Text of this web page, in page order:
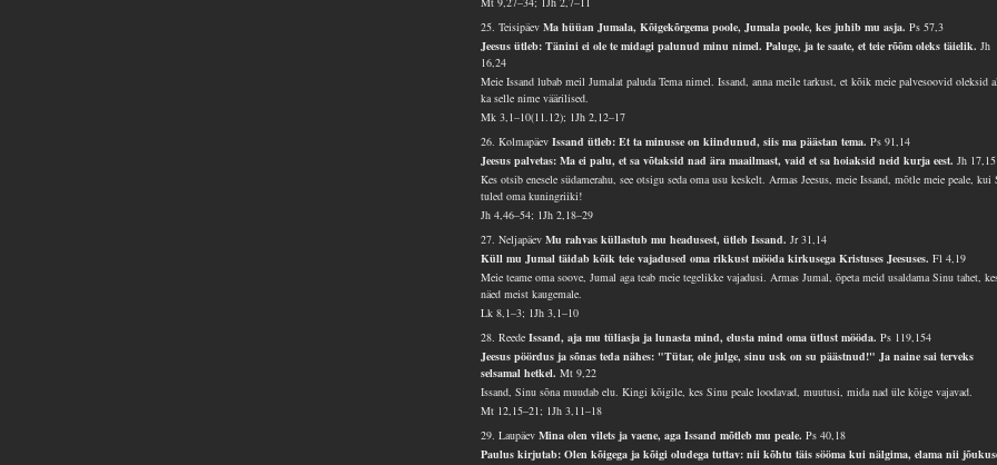
25. TeisipäevMa hüüan Jumala, Kõigekõrgema poole, Jumala poole, kes juhib mu asja.Ps 57,3
Jeesus ütleb: Tänini ei ole te midagi palunud minu nimel. Paluge, ja te saate, et teie rõõm oleks täielik.Jh
16,24
Meie Issand lubab meil Jumalat paluda Tema nimel. Issand, anna meile tarkust, et kõik meie palvesoovid oleksid
ka selle nime väärilised.
Mk 3,1–10(11.12); 1Jh 2,12–17
26. KolmapäevIssand ütleb: Et ta minusse on kiindunud, siis ma päästan tema.Ps 91,14
Jeesus palvetas: Ma ei palu, et sa võtaksid nad ära maailmast, vaid et sa hoiaksid neid kurja eest.Jh 17,15
Kes otsib enesele südamerahu, see otsigu seda oma usu keskelt. Armas Jeesus, meie Issand, mõtle meie peale, kui
tuled oma kuningriiki!
Jh 4,46–54; 1Jh 2,18–29
27. NeljapäevMu rahvas küllastub mu headusest, ütleb Issand.Jr 31,14
Küll mu Jumal täidab kõik teie vajadused oma rikkust mööda kirkusega Kristuses Jeesuses.Fl 4,19
Meie teame oma soove, Jumal aga teab meie tegelikke vajadusi. Armas Jumal, õpeta meid usaldama Sinu tahet,
näed meist kaugemale.
Lk 8,1–3; 1Jh 3,1–10
28. ReedeIssand, aja mu tüliasja ja lunasta mind, elusta mind oma ütlust mööda.Ps 119,154
Jeesus pöördus ja sõnas teda nähes: "Tütar, ole julge, sinu usk on su päästnud!" Ja naine sai terveks
selsamal hetkel.Mt 9,22
Issand, Sinu sõna muudab elu. Kingi kõigile, kes Sinu peale loodavad, muutusi, mida nad üle kõige vajavad.
Mt 12,15–21; 1Jh 3,11–18
29. LaupäevMina olen vilets ja vaene, aga Issand mõtleb mu peale.Ps 40,18
Paulus kirjutab: Olen kõigega ja kõigi oludega tuttav: nii kõhtu täis sööma kui nälgima, elama nii